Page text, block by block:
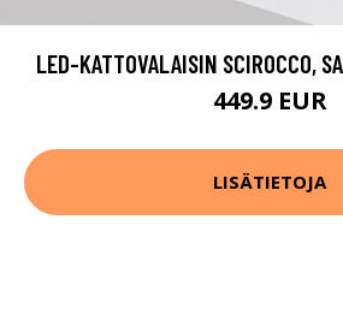
LED-KATTOVALAISIN SCIROCCO,
449.9 EUR
LISÄTIETOJA